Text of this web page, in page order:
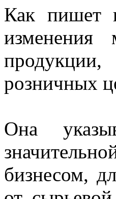
Как пишет
изменения
розничных
Она
бизнесом,